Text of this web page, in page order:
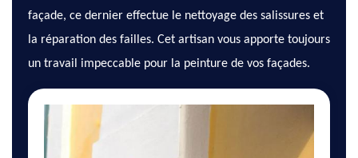
façade, ce dernier effectue le nettoyage des salissures et
la réparation des failles. Cet artisan vous apporte toujours
un travail impeccable pour la peinture de vos façades.